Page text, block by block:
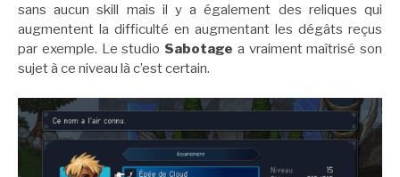
sans aucun skill mais il y a également des reliques qui
augmentent la difficulté en augmentant les dégâts reçus
par exemple. Le studio Sabotage a vraiment maîtrisé son
sujet à ce niveau là c’est certain.